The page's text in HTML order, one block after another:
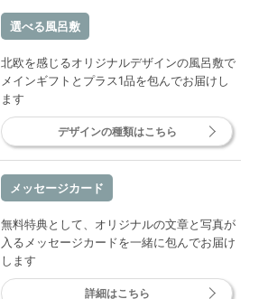
選べる風呂敷
北欧を感じるオリジナルデザインの風呂敷で
メインギフトとプラス1品を包んでお届けし
ます
デザインの種類はこちら
メッセージカード
無料特典として、オリジナルの文章と写真が
入るメッセージカードを一緒に包んでお届け
します
詳細はこちら